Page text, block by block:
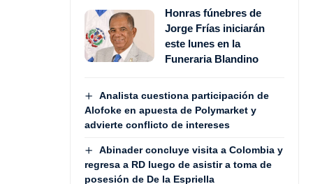
Honras fúnebres de
Jorge Frías iniciarán
este lunes en la
Funeraria Blandino
Analista cuestiona participación de
Alofoke en apuesta de Polymarket y
advierte conflicto de intereses
Abinader concluye visita a Colombia y
regresa a RD luego de asistir a toma de
posesión de De la Espriella